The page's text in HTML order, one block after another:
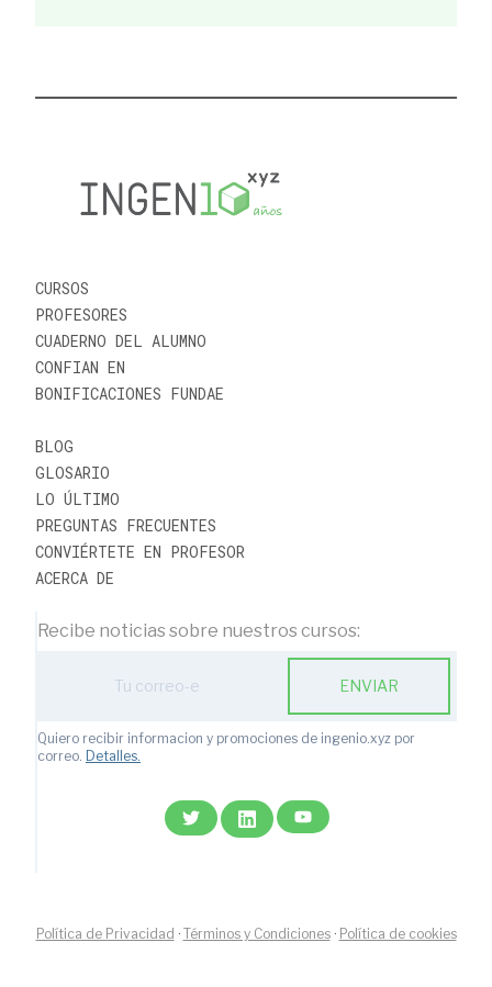
CURSOS
PROFESORES
CUADERNO DEL ALUMNO
CONFIAN EN
BONIFICACIONES FUNDAE
BLOG
GLOSARIO
LO ÚLTIMO
PREGUNTAS FRECUENTES
CONVIÉRTETE EN PROFESOR
ACERCA DE
Recibe noticias sobre nuestros cursos:
ENVIAR
Quiero recibir informacion y promociones de ingenio.xyz por
correo. Detalles.
Política de Privacidad · Términos y Condiciones· Política de cookies